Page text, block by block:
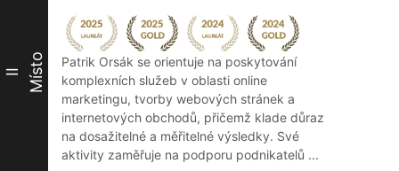
II Místo
Patrik Orsák se orientuje na poskytování
komplexních služeb v oblasti online
marketingu, tvorby webových stránek a
internetových obchodů, přičemž klade důraz
na dosažitelné a měřitelné výsledky. Své
aktivity zaměřuje na podporu podnikatelů ...